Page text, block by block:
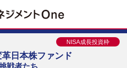
NISA成長投資枠
革日本株ファンド
戦者たち